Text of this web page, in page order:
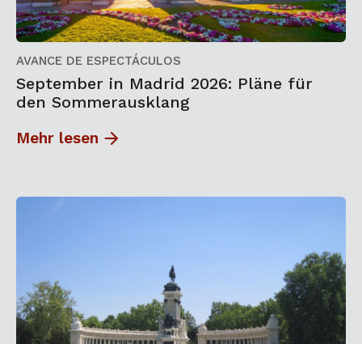
AVANCE DE ESPECTÁCULOS
September in Madrid 2026: Pläne für
den Sommerausklang
Mehr lesen